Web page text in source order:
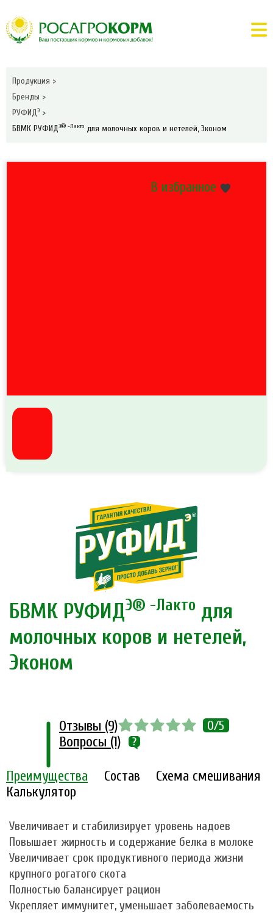
Продукция >
Бренды >
РУФИДЭ >
БВМК РУФИДЭ® -Лакто для молочных коров и нетелей, Эконом
В избранное
БВМК РУФИДЭ® -Лакто для
молочных коров и нетелей,
Эконом
Преимущества Состав
Схема смешивания
Калькулятор
Отзывы (9) 0/5
Вопросы (1)
Увеличивает и стабилизирует уровень надоев
Повышает жирность и содержание белка в молоке
Увеличивает срок продуктивного периода жизни
крупного рогатого скота
Полностью балансирует рацион
Укрепляет иммунитет, уменьшает заболеваемость